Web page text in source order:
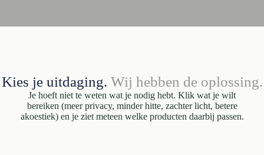
Kies je uitdaging. Wij hebben de oplossing.
Je hoeft niet te weten wat je nodig hebt. Klik wat je wilt
bereiken (meer privacy, minder hitte, zachter licht, betere
akoestiek) en je ziet meteen welke producten daarbij passen.